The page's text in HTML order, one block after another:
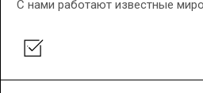
С нами работают известные